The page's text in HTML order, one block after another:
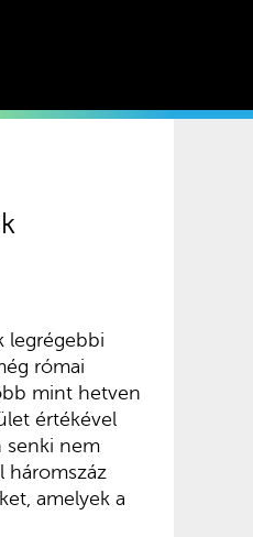
legrégebbi
római
mint hetven
értékével
senki nem
háromszáz
amelyek a